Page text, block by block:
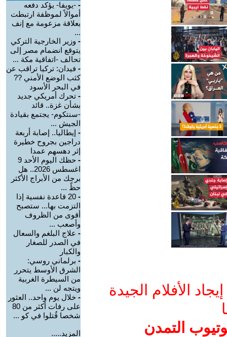
الأفلام الجيدة
التمدن
- -يويفا- يؤكد دفعه
أموالاً لموظفة ارتبطت
بعلاقة مزعومة مع إنف
...
- وزير الخارجية التركي
يتوقع انضمام مصر إلى
تحالف -اتفاقية مكة ...
- فيدان: تركيا تراقب عن
كثب الوضع الأمني ??
في البحر الأسود
- تحرك أمريكي جديد
بشأن غزة.. قائد
-سنتكوم- يجتمع بقيادة
الجيش ...
- إيطاليا.. إصابة أربعة
دراجين بجروح خطيرة
إثر دهسهم عمدا
-
حظك اليوم الأحد 9
اغسطس 2026.. هل
برجك من الأبراج الأكثر
حظً ...
-
20 قاعدة نفسية إذا
التزمت بها... ستصبح
أقوى من الظروف
وأصعب ...
- علاج البلغم والسعال
في الصدر للصغار
والكبار
- برلماني روسي:
الشرق الأوسط يتحرر
من السيطرة الغربية
ويتجه لن ...
- خلال يوم واحد.. العثور
على رفات أكثر من 80
شخصا قُتلوا في كو ...
المزيد.....